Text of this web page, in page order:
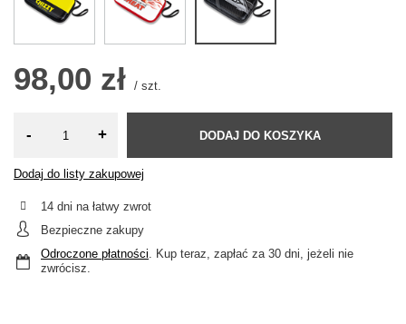
98,00 zł / szt.
- + DODAJ DO KOSZYKA
Dodaj do listy zakupowej
14 dni na łatwy zwrot
Bezpieczne zakupy
Odroczone płatności. Kup teraz, zapłać za 30 dni, jeżeli nie
zwrócisz.